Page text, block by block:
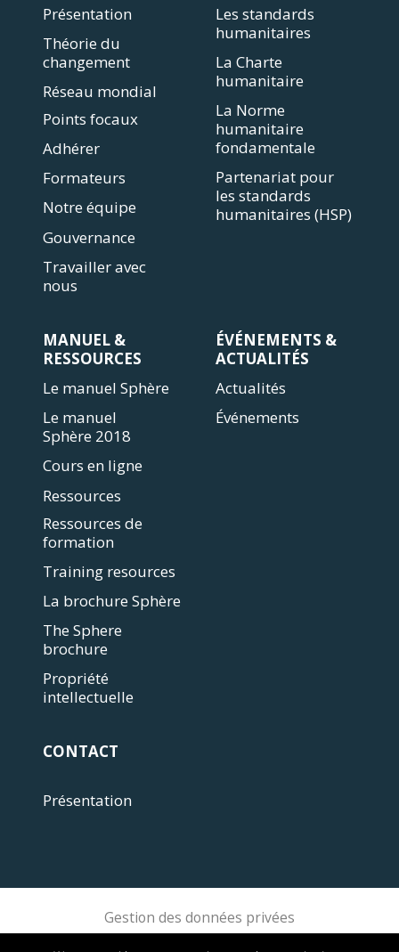
Présentation
Théorie du
changement
Réseau mondial
Points focaux
Adhérer
Formateurs
Notre équipe
Gouvernance
Travailler avec
nous
Les standards
humanitaires
La Charte
humanitaire
La Norme
humanitaire
fondamentale
Partenariat pour
les standards
humanitaires (HSP)
MANUEL &
RESSOURCES
Le manuel Sphère
Le manuel
Sphère 2018
Cours en ligne
Ressources
Ressources de
formation
Training resources
La brochure Sphère
The Sphere
brochure
Propriété
intellectuelle
ÉVÉNEMENTS &
ACTUALITÉS
Actualités
Événements
CONTACT
Présentation
Gestion des données privées